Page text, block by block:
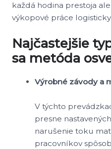
každá hodina prestoja
výkopové práce
Najčastejšie
sa metóda
Výrobné závody a
V týchto
presne
narušenie toku
pracovníkov